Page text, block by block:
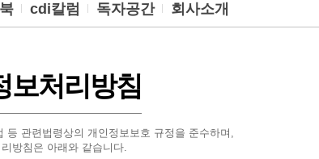
cdi칼럼 독자공간 회사소개
보처리방침
등 관련법령상의 개인정보보호 규정을 준수하며,
방침은 아래와 같습니다.